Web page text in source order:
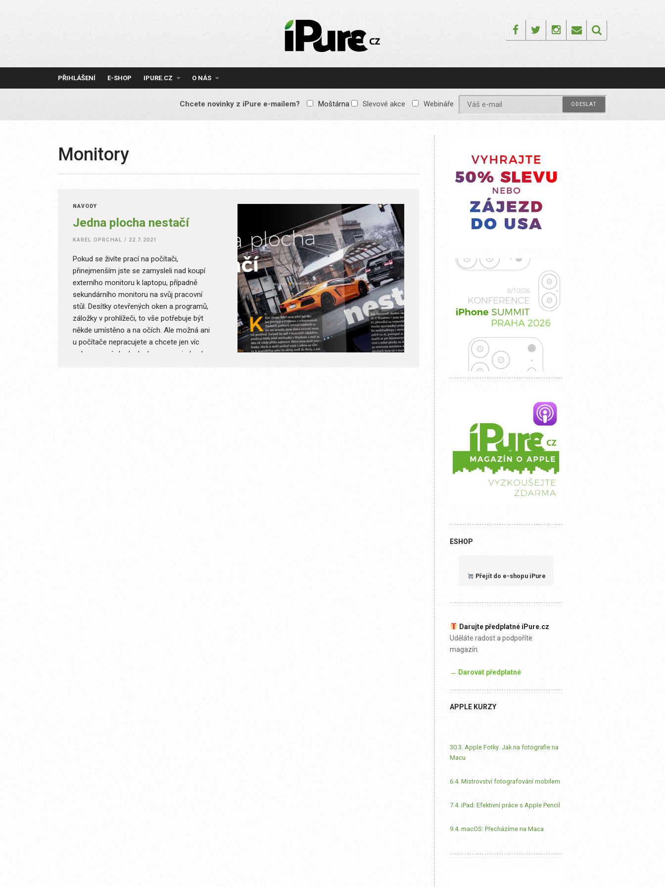
IPURE.CZ
Prémiový Apple e-
reklamy, žádné
obsah pro všechny
FacebookTwitterInstagram
Email
PŘIHLÁŠENÍ E-SHOP IPURE.CZ O NÁS
Chcete novinky z iPure e-mailem? Moštárna Slevové akce Webináře
Monitory
NÁVODY
Jedna plocha nestačí
KAREL OPRCHAL / 22.7.2021
Pokud se živíte prací na počítači,
přinejmenším jste se zamysleli nad koupí
externího monitoru k laptopu, případně
sekundárního monitoru na svůj pracovní
stůl. Desítky otevřených oken a programů,
záložky v prohlížeči, to vše potřebuje být
někde umístěno a na očích. Ale možná ani
u počítače nepracujete a chcete jen víc
zobrazovací plochy ke konzumaci obsahu,
ESHOP
Přejít do e-shopu iPure
Darujte předplatné iPure.cz
Uděláte radost a podpoříte
magazín.
→ Darovat předplatné
APPLE KURZY
30.3. Apple Fotky: Jak na fotografie na
Macu
6.4. Mistrovství fotografování mobilem
7.4. iPad: Efektivní práce s Apple Pencil
9.4. macOS: Přecházíme na Maca